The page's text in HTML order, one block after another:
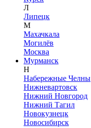
Л
Липецк
М
Махачкала
Могилёв
Москва
Мурманск
Н
Набережные Челны
Нижневартовск
Нижний Новгород
Нижний Тагил
Новокузнецк
Новосибирск